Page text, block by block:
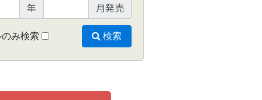
年 月発売
み検索 検索